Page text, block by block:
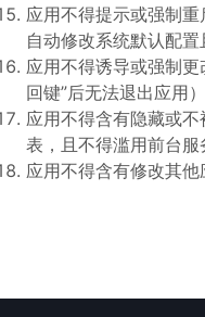
应用不得提示或强制
自动修改系统默认配置
应用不得诱导或强制
回键”后无法退出应用）
应用不得含有隐藏或
表，且不得滥用前台服
应用不得含有修改其